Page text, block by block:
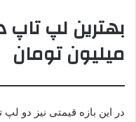
میلیون تومان
در این بازه قیمتی نیز دو لپ